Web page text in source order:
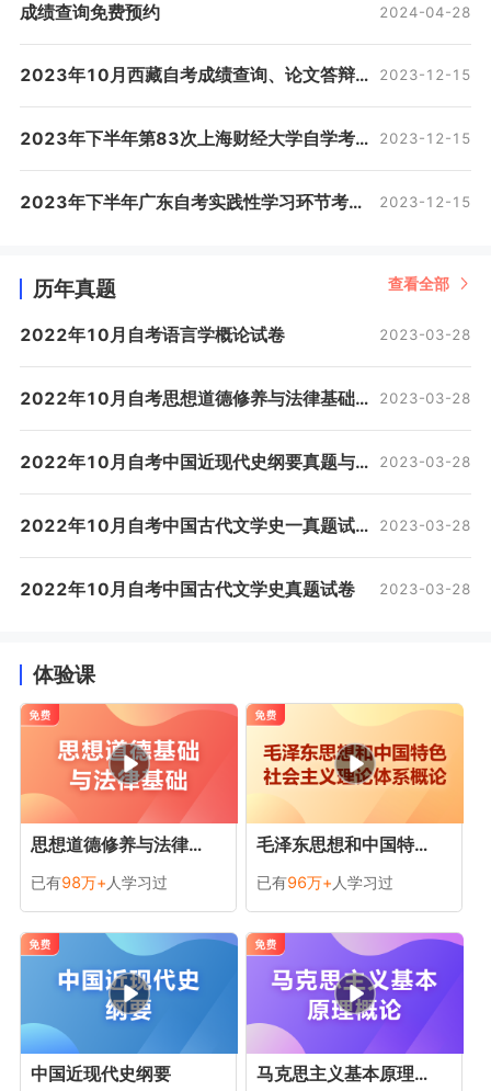
成绩查询免费预约 2024-04-28
2023年10月西藏自考成绩查询、论文答辩、毕业证办理、免考！ 2023-12-15
2023年下半年第83次上海财经大学自学考试成绩复核结果的通知 2023-12-15
2023年下半年广东自考实践性学习环节考核成绩将于12月11日公布 2023-12-15
历年真题 查看全部
2022年10月自考语言学概论试卷 2023-03-28
2022年10月自考思想道德修养与法律基础试卷 2023-03-28
2022年10月自考中国近现代史纲要真题与答案 2023-03-28
2022年10月自考中国古代文学史一真题试卷 2023-03-28
2022年10月自考中国古代文学史真题试卷 2023-03-28
体验课
思想道德修养与法律基础
已有98万+ 人学习过
毛泽东思想和中国特色社会主义理论体系概论
已有96万+ 人学习过
中国近现代史纲要 马克思主义基本原理概论